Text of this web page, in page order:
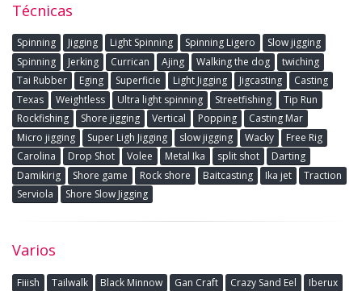
Técnicas
Spinning Jigging Light Spinning Spinning Ligero
Slow jigging
Spinning
Jerking Currican Ajing Walking the dog
twiching
Tai Rubber
Eging Superficie Light Jigging Jigcasting
Casting
Texas
Weightless Ultra light spinning Streetfishing
Tip Run
Rockfishing
Shore jigging Vertical Popping
Casting Mar
Micro jigging
Super Ligh Jigging slow jigging Wacky
Free Rig
Carolina
Drop Shot Volee Metal Ika split shot
Darting
Damikirig
Shore game Rock shore Baitcasting Ika jet
Traction
Serviola
Shore Slow Jigging
Varios
Fiiish Tailwalk Black Minnow Gan Craft Crazy Sand Eel
Iberux